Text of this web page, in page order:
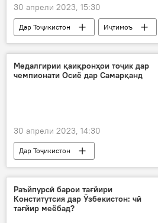
30 апрели 2023, 15:30
Дар Тоҷикистон Иҷтимоъ
Агентӣ
Медалгирии қаиқронҳои тоҷик дар
чемпионати Осиё дар Самарқанд
30 апрели 2023, 14:30
Дар Тоҷикистон
Навигариҳои варзиши Тоҷикистон
писар
медал
Раъйпурсӣ барои тағйири
Конститутсия дар Ӯзбекистон: чӣ
тағйир меёбад?